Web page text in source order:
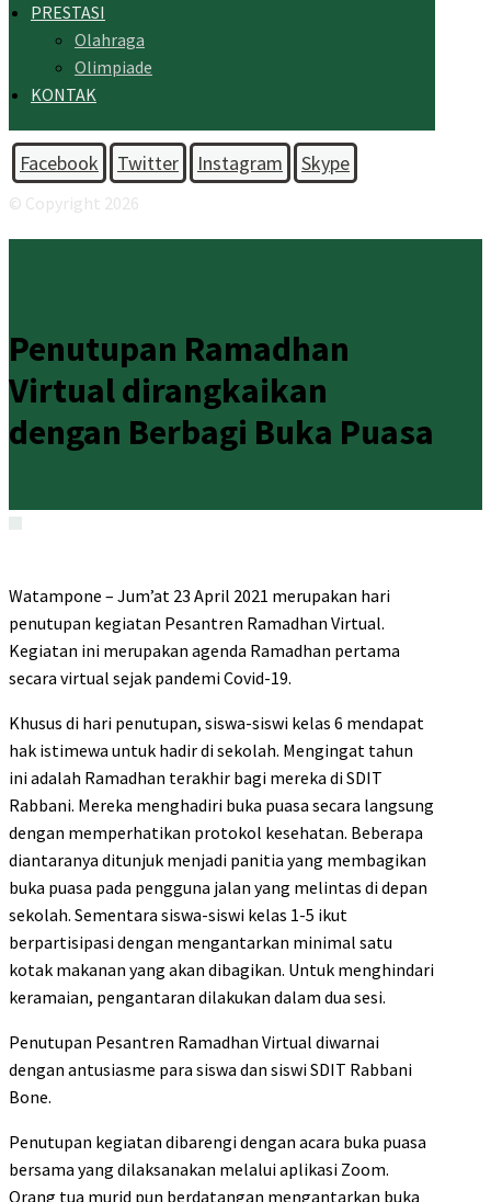
PRESTASI
Olahraga
Olimpiade
KONTAK
Facebook Twitter Instagram Skype
© Copyright 2026
Penutupan Ramadhan
Virtual dirangkaikan
dengan Berbagi Buka Puasa
Watampone – Jum’at 23 April 2021 merupakan hari
penutupan kegiatan Pesantren Ramadhan Virtual.
Kegiatan ini merupakan agenda Ramadhan pertama
secara virtual sejak pandemi Covid-19.
Khusus di hari penutupan, siswa-siswi kelas 6 mendapat
hak istimewa untuk hadir di sekolah. Mengingat tahun
ini adalah Ramadhan terakhir bagi mereka di SDIT
Rabbani. Mereka menghadiri buka puasa secara langsung
dengan memperhatikan protokol kesehatan. Beberapa
diantaranya ditunjuk menjadi panitia yang membagikan
buka puasa pada pengguna jalan yang melintas di depan
sekolah. Sementara siswa-siswi kelas 1-5 ikut
berpartisipasi dengan mengantarkan minimal satu
kotak makanan yang akan dibagikan. Untuk menghindari
keramaian, pengantaran dilakukan dalam dua sesi.
Penutupan Pesantren Ramadhan Virtual diwarnai
dengan antusiasme para siswa dan siswi SDIT Rabbani
Bone.
Penutupan kegiatan dibarengi dengan acara buka puasa
bersama yang dilaksanakan melalui aplikasi Zoom.
Orang tua murid pun berdatangan mengantarkan buka